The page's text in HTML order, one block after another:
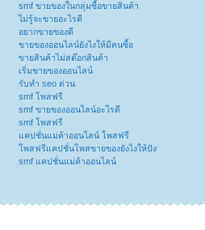
smf ขายของในกลุ่มซื้อขายสินค้า
ไม่รู้จะขายอะไรดี
อยากขายของดี
ขายของออนไลน์ยังไงให้มีคนซื้อ
ขายสินค้าไม่สต๊อกสินค้า
เริ่มขายของออนไลน์
รับทำ seo ด่วน
smf โพสฟรี
smf ขายของออนไลน์อะไรดี
smf โพสฟรี
แคปชั่นแม่ค้าออนไลน์ โพสฟรี
โพสฟรีแคปชั่นโพสขายของยังไงให้ปัง
smf แคปชั่นแม่ค้าออนไลน์